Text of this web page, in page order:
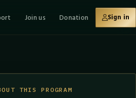
Join us Donation Sign in
THIS PROGRAM